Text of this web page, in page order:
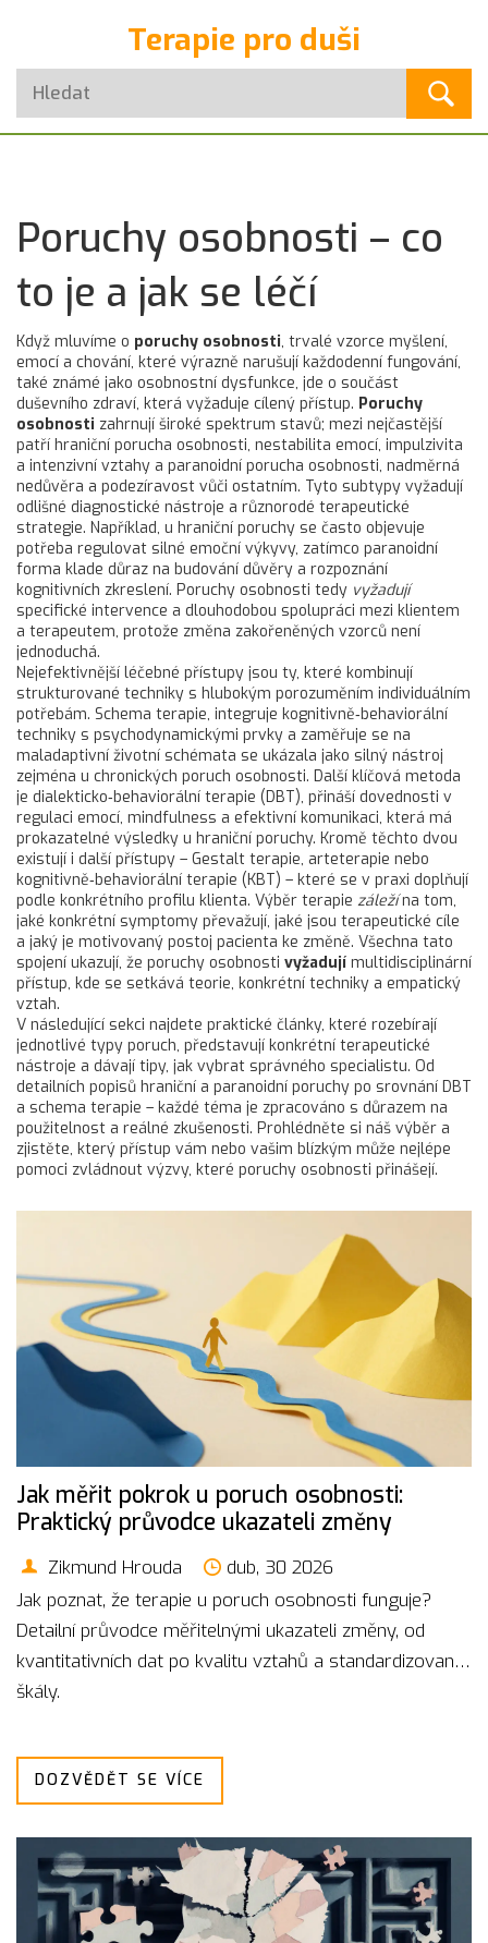
Terapie pro duši
Poruchy osobnosti – co
to je a jak se léčí
Když mluvíme o poruchy osobnosti, trvalé vzorce myšlení,
emocí a chování, které výrazně narušují každodenní fungování,
také známé jako osobnostní dysfunkce, jde o součást
duševního zdraví, která vyžaduje cílený přístup. Poruchy
osobnosti zahrnují široké spektrum stavů; mezi nejčastější
patří hraniční porucha osobnosti, nestabilita emocí, impulzivita
a intenzivní vztahy a paranoidní porucha osobnosti, nadměrná
nedůvěra a podezíravost vůči ostatním. Tyto subtypy vyžadují
odlišné diagnostické nástroje a různorodé terapeutické
strategie. Například, u hraniční poruchy se často objevuje
potřeba regulovat silné emoční výkyvy, zatímco paranoidní
forma klade důraz na budování důvěry a rozpoznání
kognitivních zkreslení. Poruchy osobnosti tedy vyžadují
specifické intervence a dlouhodobou spolupráci mezi klientem
a terapeutem, protože změna zakořeněných vzorců není
jednoduchá.
Nejefektivnější léčebné přístupy jsou ty, které kombinují
strukturované techniky s hlubokým porozuměním individuálním
potřebám. Schema terapie, integruje kognitivně‑behaviorální
techniky s psychodynamickými prvky a zaměřuje se na
maladaptivní životní schémata se ukázala jako silný nástroj
zejména u chronických poruch osobnosti. Další klíčová metoda
je dialekticko‑behaviorální terapie (DBT), přináší dovednosti v
regulaci emocí, mindfulness a efektivní komunikaci, která má
prokazatelné výsledky u hraniční poruchy. Kromě těchto dvou
existují i další přístupy – Gestalt terapie, arteterapie nebo
kognitivně‑behaviorální terapie (KBT) – které se v praxi doplňují
podle konkrétního profilu klienta. Výběr terapie záležína tom,
jaké konkrétní symptomy převažují, jaké jsou terapeutické cíle
a jaký je motivovaný postoj pacienta ke změně. Všechna tato
spojení ukazují, že poruchy osobnosti vyžadují multidisciplinární
přístup, kde se setkává teorie, konkrétní techniky a empatický
vztah.
V následující sekci najdete praktické články, které rozebírají
jednotlivé typy poruch, představují konkrétní terapeutické
nástroje a dávají tipy, jak vybrat správného specialistu. Od
detailních popisů hraniční a paranoidní poruchy po srovnání DBT
a schema terapie – každé téma je zpracováno s důrazem na
použitelnost a reálné zkušenosti. Prohlédněte si náš výběr a
zjistěte, který přístup vám nebo vašim blízkým může nejlépe
pomoci zvládnout výzvy, které poruchy osobnosti přinášejí.
Jak měřit pokrok u poruch osobnosti:
Praktický průvodce ukazateli změny
Zikmund Hrouda
dub, 30 2026
Jak poznat, že terapie u poruch osobnosti funguje?
Detailní průvodce měřitelnými ukazateli změny, od
kvantitativních dat po kvalitu vztahů a standardizované
škály.
DOZVĚDĚT SE VÍCE